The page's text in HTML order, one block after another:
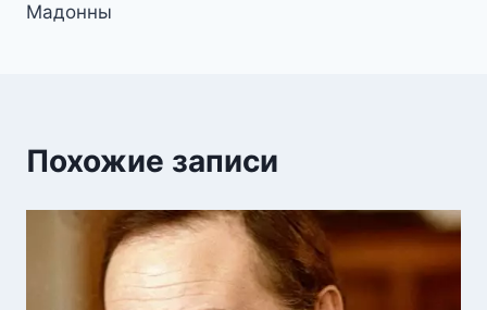
Мадонны
Похожие записи